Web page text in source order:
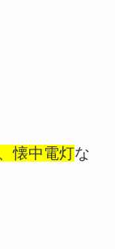
懐中電灯な